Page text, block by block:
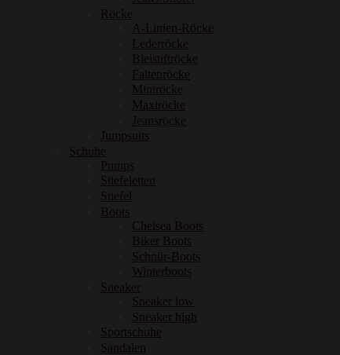
Röcke
A-Linien-Röcke
Lederröcke
Bleistiftröcke
Faltenröcke
Miniröcke
Maxiröcke
Jeansröcke
Jumpsuits
Schuhe
Pumps
Stiefeletten
Stiefel
Boots
Chelsea Boots
Biker Boots
Schnür-Boots
Winterboots
Sneaker
Sneaker low
Sneaker high
Sportschuhe
Sandalen